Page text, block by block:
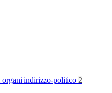
organi indirizzo-politico 2